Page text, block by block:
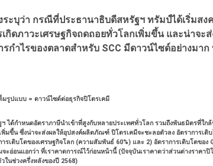
ระบุว่า กรณีที่ประธานาธิบดีสหรัฐฯ ทรัมป์ได้เริ่มส
เกิดภาวะเศรษฐกิจถดถอยทั่วโลกเพิ่มขึ้น และน่า
กำไรของตลาดสำหรับ SCC มีดาวน์ไซด์อย่างมา
มรูปแบบ = ดาวน์ไซด์ต่อธุรกิจปิโตรเคมี
ได้กำหนดอัตราภาษีนำเข้าที่สูงกับหลายประเทศทั่วโลก รวมถึงพันธมิตรที่ใก
พิ่มขึ้น ซึ่งน่าจะส่งผลให้อุปสงค์ผลิตภัณฑ์ ปิโตรเคมีจะชะลอตัวลง อัตราการเ
ารเติบโตของเศรษฐกิจโลก (ความสัมพันธ์ 60%) และ 2) อัตราการเติบโตข
ะอ่อนแอกว่า ที่เราคาดการณ์ไว้ก่อนหน้านี้ (ปัจจุบันเราคาดว่าส่วนต่างราคา
ในช่วงครึ่งหลังของปี 2568)